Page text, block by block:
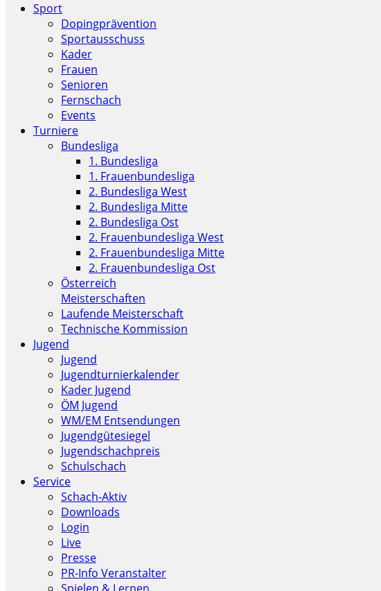
Sport
Dopingprävention
Sportausschuss
Kader
Frauen
Senioren
Fernschach
Events
Turniere
Bundesliga
1. Bundesliga
1. Frauenbundesliga
2. Bundesliga West
2. Bundesliga Mitte
2. Bundesliga Ost
2. Frauenbundesliga West
2. Frauenbundesliga Mitte
2. Frauenbundesliga Ost
Österreich
Meisterschaften
Laufende Meisterschaft
Technische Kommission
Jugend
Jugend
Jugendturnierkalender
Kader Jugend
ÖM Jugend
WM/EM Entsendungen
Jugendgütesiegel
Jugendschachpreis
Schulschach
Service
Schach-Aktiv
Downloads
Login
Live
Presse
PR-Info Veranstalter